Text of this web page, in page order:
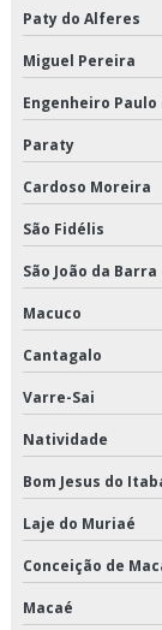
Distribuição de
Distribuição de
Distribuição de
Distribuição de
Distribuição de
Distribuição de
Distribuição de
Distribuição de
Distribuição de
Distribuição
Distribuidora de
Empresa de
Paty do Alferes
Miguel Pereira
Engenheiro
Paraty
Cardoso Moreira
São Fidélis
São João da Barra
Macuco
Cantagalo
Varre-Sai
Natividade
Bom Jesus do
Laje do Muriaé
Conceição de
Macaé